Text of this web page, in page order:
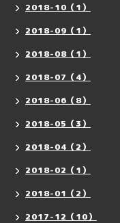
2018-10（1）
2018-09（1）
2018-08（1）
2018-07（4）
2018-06（8）
2018-05（3）
2018-04（2）
2018-02（1）
2018-01（2）
2017-12（10）